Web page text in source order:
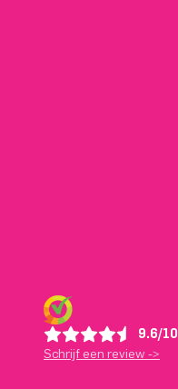
9.6/10
Schrijf een review ->